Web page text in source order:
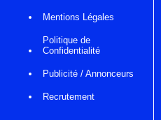
Mentions Légales
Politique de
Confidentialité
Publicité / Annonceurs
Recrutement